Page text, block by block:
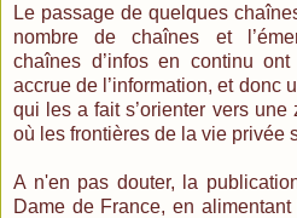
Le passage de quelques
nombre de chaînes et
chaînes d’infos en continu
accrue de l’information, et donc
qui les a fait s’orienter vers
où les frontières de la vie privée
A n'en pas douter, la
Dame de France, en